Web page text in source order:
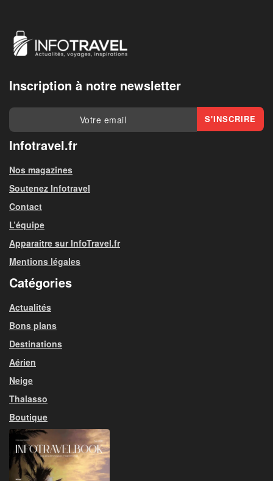
Inscription à notre newsletter
Infotravel.fr
Nos magazines
Soutenez Infotravel
Contact
L’équipe
Apparaitre sur InfoTravel.fr
Mentions légales
Catégories
Actualités
Bons plans
Destinations
Aérien
Neige
Thalasso
Boutique